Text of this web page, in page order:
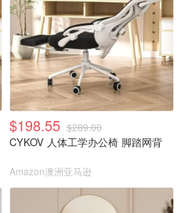
$198.55 $289.00
CYKOV 人体工学办公椅 脚踏网背
Amazon澳洲亚马逊